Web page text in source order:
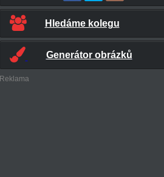
Hledáme kolegu
Generátor obrázků
Reklama